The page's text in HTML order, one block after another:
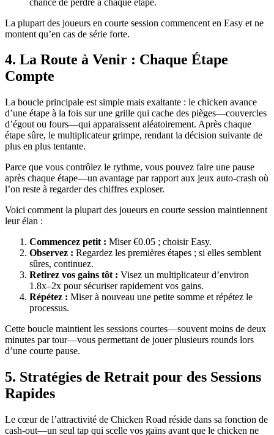
La plupart des joueurs en courte session commencent en Easy et ne
montent qu’en cas de série forte.
4. La Route à Venir : Chaque Étape
Compte
La boucle principale est simple mais exaltante : le chicken avance
d’une étape à la fois sur une grille qui cache des pièges—couvercles
d’égout ou fours—qui apparaissent aléatoirement. Après chaque
étape sûre, le multiplicateur grimpe, rendant la décision suivante de
plus en plus tentante.
Parce que vous contrôlez le rythme, vous pouvez faire une pause
après chaque étape—un avantage par rapport aux jeux auto‑crash où
l’on reste à regarder des chiffres exploser.
Voici comment la plupart des joueurs en courte session maintiennent
leur élan :
Commencez petit : Miser €0.05 ; choisir Easy.
Observez : Regardez les premières étapes ; si elles semblent
sûres, continuez.
Retirez vos gains tôt : Visez un multiplicateur d’environ
1.8x–2x pour sécuriser rapidement vos gains.
Répétez : Miser à nouveau une petite somme et répétez le
processus.
Cette boucle maintient les sessions courtes—souvent moins de deux
minutes par tour—vous permettant de jouer plusieurs rounds lors
d’une courte pause.
5. Stratégies de Retrait pour des Sessions
Rapides
Le cœur de l’attractivité de Chicken Road réside dans sa fonction de
cash‑out—un seul tap qui scelle vos gains avant que le chicken ne